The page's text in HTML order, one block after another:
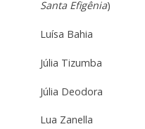
Santa Efigênia)
Luísa Bahia
Júlia Tizumba
Júlia Deodora
Lua Zanella